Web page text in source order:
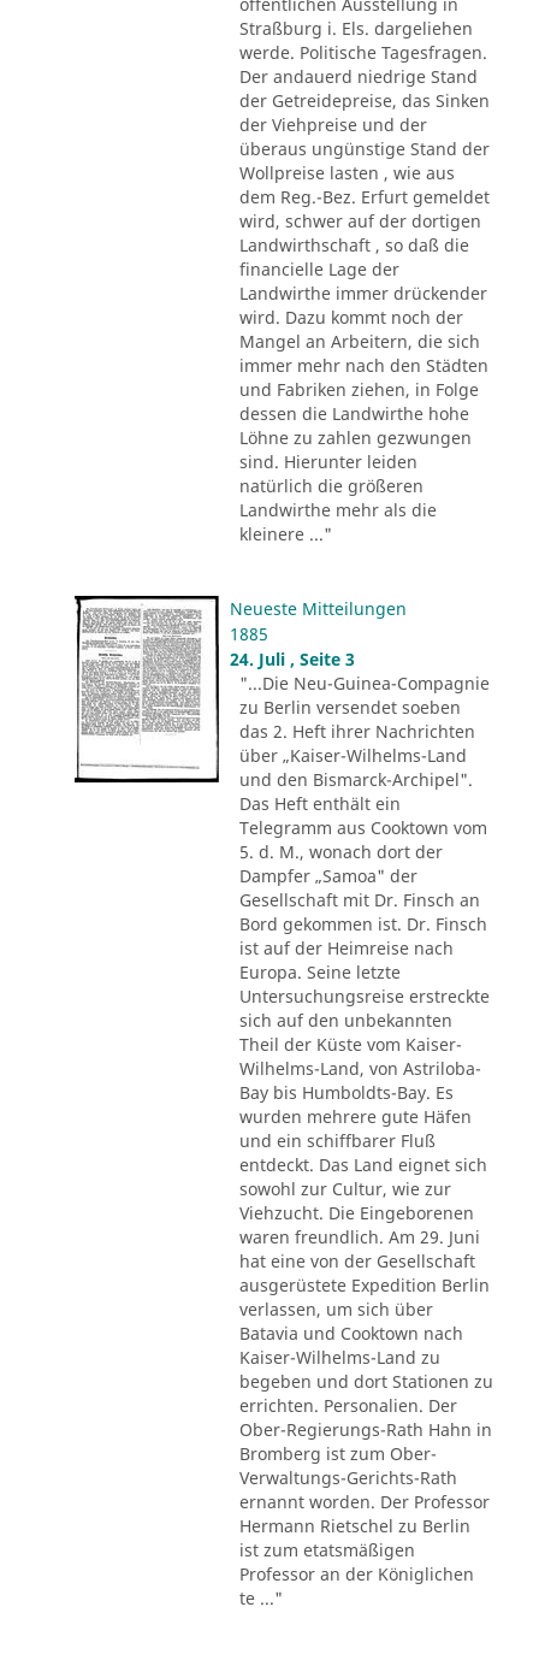
Straßburg i. Els. dargeliehen
werde. Politische Tagesfragen.
Der andauerd niedrige Stand
der Getreidepreise, das Sinken
der Viehpreise und der
überaus ungünstige Stand der
Wollpreise lasten , wie aus
dem Reg.-Bez. Erfurt gemeldet
wird, schwer auf der dortigen
Landwirthschaft , so daß die
financielle Lage der
Landwirthe immer drückender
wird. Dazu kommt noch der
Mangel an Arbeitern, die sich
immer mehr nach den Städten
und Fabriken ziehen, in Folge
dessen die Landwirthe hohe
Löhne zu zahlen gezwungen
sind. Hierunter leiden
natürlich die größeren
Landwirthe mehr als die
kleinere ..."
Neueste Mitteilungen
1885
24. Juli , Seite 3
"...Die Neu-Guinea-Compagnie
zu Berlin versendet soeben
das 2. Heft ihrer Nachrichten
über „Kaiser-Wilhelms-Land
und den Bismarck-Archipel".
Das Heft enthält ein
Telegramm aus Cooktown vom
5. d. M., wonach dort der
Dampfer „Samoa" der
Gesellschaft mit Dr. Finsch an
Bord gekommen ist. Dr. Finsch
ist auf der Heimreise nach
Europa. Seine letzte
Untersuchungsreise erstreckte
sich auf den unbekannten
Theil der Küste vom Kaiser-
Wilhelms-Land, von Astriloba-
Bay bis Humboldts-Bay. Es
wurden mehrere gute Häfen
und ein schiffbarer Fluß
entdeckt. Das Land eignet sich
sowohl zur Cultur, wie zur
Viehzucht. Die Eingeborenen
waren freundlich. Am 29. Juni
hat eine von der Gesellschaft
ausgerüstete Expedition Berlin
verlassen, um sich über
Batavia und Cooktown nach
Kaiser-Wilhelms-Land zu
begeben und dort Stationen zu
errichten. Personalien. Der
Ober-Regierungs-Rath Hahn in
Bromberg ist zum Ober-
Verwaltungs-Gerichts-Rath
ernannt worden. Der Professor
Hermann Rietschel zu Berlin
ist zum etatsmäßigen
Professor an der Königlichen
te ..."